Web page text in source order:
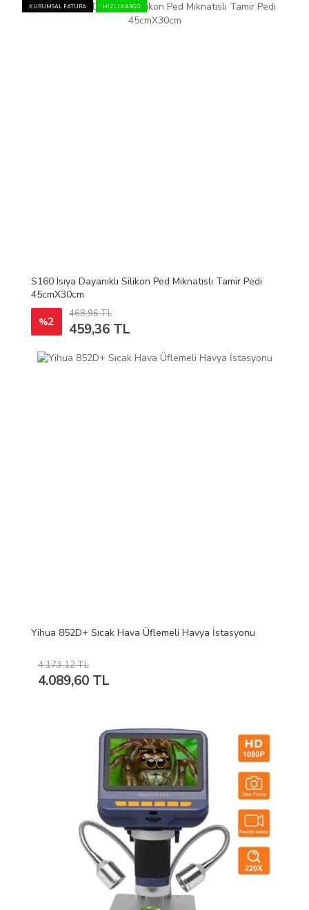
KURUMSAL FATURA HIZLI KARGO
S160 Isıya Dayanıklı Silikon Ped Mıknatıslı Tamir Pedi
45cmX30cm
%2
468,96 TL
459,36 TL
Yihua 852D+ Sıcak Hava Üflemeli Havya İstasyonu
4.173,12 TL
4.089,60 TL